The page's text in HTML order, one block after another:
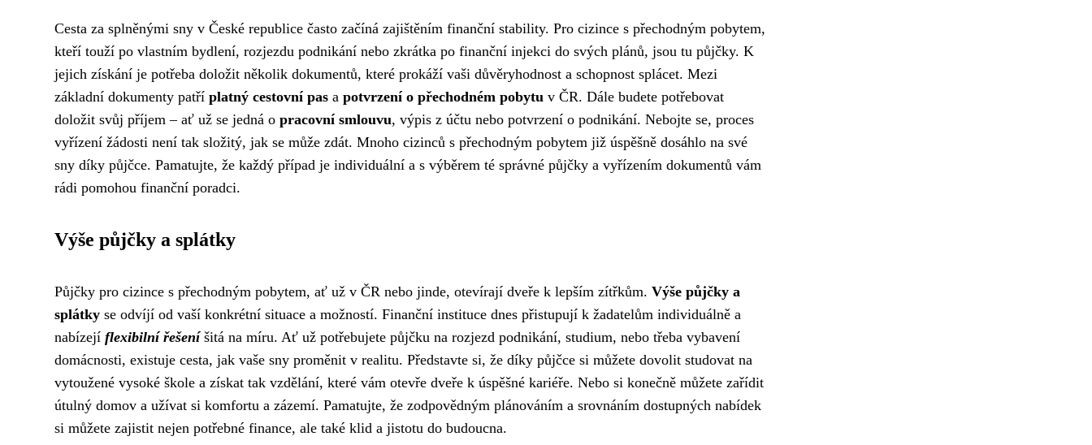
Cesta za splněnými sny v České republice často začíná zajištěním finanční stability. Pro cizince s přechodným pobytem,
kteří touží po vlastním bydlení, rozjezdu podnikání nebo zkrátka po finanční injekci do svých plánů, jsou tu půjčky. K
jejich získání je potřeba doložit několik dokumentů, které prokáží vaši důvěryhodnost a schopnost splácet. Mezi
základní dokumenty patří platný cestovní pas a potvrzení o přechodném pobytu v ČR. Dále budete potřebovat
doložit svůj příjem – ať už se jedná o pracovní smlouvu, výpis z účtu nebo potvrzení o podnikání. Nebojte se, proces
vyřízení žádosti není tak složitý, jak se může zdát. Mnoho cizinců s přechodným pobytem již úspěšně dosáhlo na své
sny díky půjčce. Pamatujte, že každý případ je individuální a s výběrem té správné půjčky a vyřízením dokumentů vám
rádi pomohou finanční poradci.
Výše půjčky a splátky
Půjčky pro cizince s přechodným pobytem, ať už v ČR nebo jinde, otevírají dveře k lepším zítřkům. Výše půjčky a
splátky se odvíjí od vaší konkrétní situace a možností. Finanční instituce dnes přistupují k žadatelům individuálně a
nabízejí flexibilní řešeníšitá na míru. Ať už potřebujete půjčku na rozjezd podnikání, studium, nebo třeba vybavení
domácnosti, existuje cesta, jak vaše sny proměnit v realitu. Představte si, že díky půjčce si můžete dovolit studovat na
vytoužené vysoké škole a získat tak vzdělání, které vám otevře dveře k úspěšné kariéře. Nebo si konečně můžete zařídit
útulný domov a užívat si komfortu a zázemí. Pamatujte, že zodpovědným plánováním a srovnáním dostupných nabídek
si můžete zajistit nejen potřebné finance, ale také klid a jistotu do budoucna.